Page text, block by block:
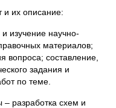
и их описание:
изучение научно-
материалов;
вопроса; составление,
задания и
по теме.
разработка схем и